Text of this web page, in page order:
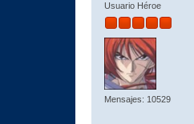
Usuario Héroe
Mensajes: 10529